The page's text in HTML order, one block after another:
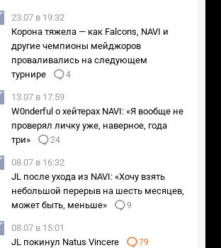
23.07 в 19:32
Корона тяжела — как Falcons, NAVI и
другие чемпионы мейджоров
проваливались на следующем
турнире
4
13.07 в 17:59
W0nderful о хейтерах NAVI: «Я вообще не
проверял личку уже, наверное, года
три»
24
08.07 в 16:32
JL после ухода из NAVI: «Хочу взять
небольшой перерыв на шесть месяцев,
может быть, меньше»
9
08.07 в 15:01
JL покинул Natus Vincere
79